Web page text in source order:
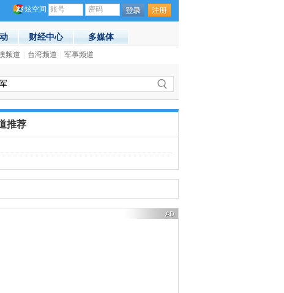
炫空间 账号 密码
财经中心 多媒体
频道 台湾频道 军事频道
推荐